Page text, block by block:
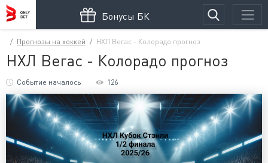
Бонусы БК
Прогнозы на хоккей НХЛ Вегас - Колорадо прогноз
НХЛ Вегас - Колорадо прогноз
Событие началось 126